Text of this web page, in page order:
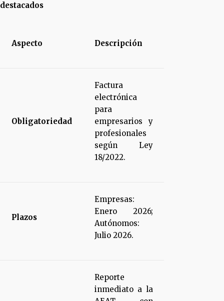
destacados
Aspecto Descripción
Obligatoriedad
Factura
electrónica
para
empresarios y
profesionales
según Ley
18/2022.
Plazos
Empresas:
Enero 2026;
Autónomos:
Julio 2026.
Reporte
inmediato a la